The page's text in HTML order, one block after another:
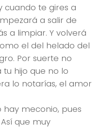
cuando te gires a
a salir de
a limpiar. Y volverá
el del helado del
Por suerte no
tu hijo que no lo
lo notarías, el amor
hay meconio, pues
que muy